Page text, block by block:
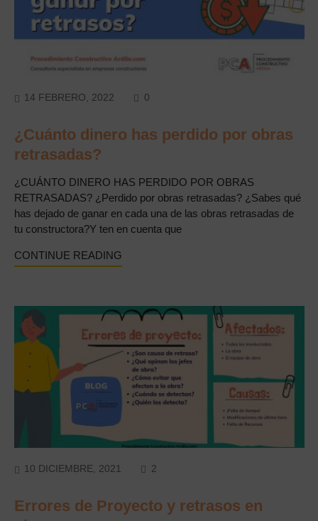
14 FEBRERO, 2022 0
¿Cuánto dinero has perdido por obras
retrasadas?
¿CUÁNTO DINERO HAS PERDIDO POR OBRAS
RETRASADAS? ¿Perdido por obras retrasadas? ¿Sabes qué
has dejado de ganar en cada una de las obras retrasadas de
tu constructora?Y ten en cuenta que
CONTINUE READING
10 DICIEMBRE, 2021 2
Errores de Proyecto y retrasos en